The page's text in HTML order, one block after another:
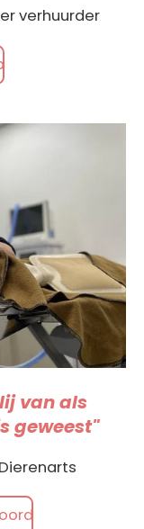
verhuurder
van als
geweest"